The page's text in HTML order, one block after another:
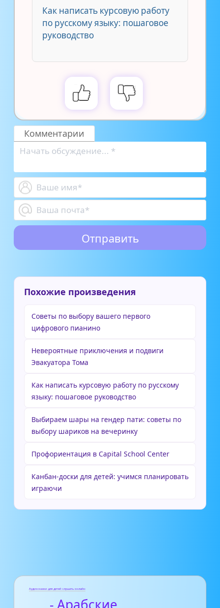
Как написать курсовую работу
по русскому языку: пошаговое
руководство
Комментарии
Похожие произведения
Советы по выбору вашего первого
цифрового пианино
Невероятные приключения и подвиги
Эвакуатора Тома
Как написать курсовую работу по русскому
языку: пошаговое руководство
Выбираем шары на гендер пати: советы по
выбору шариков на вечеринку
Профориентация в Capital School Center
Канбан-доски для детей: учимся планировать
играючи
Аудиосказки для детей слушать онлайн